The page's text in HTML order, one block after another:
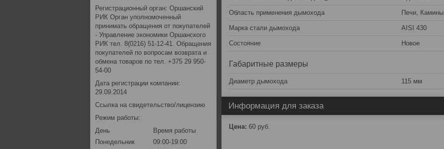
Область применения дымохода Печи,
Марка стали дымохода AISI 430
Состояние Новое
Габаритные размеры
Диаметр дымохода 115 мм
Информация для заказа
Цена: 60 руб.
Регистрационный орган: Оршанский
РИК Орган уполномоченный
принимать обращения от покупателей
- Управление экономики Оршанского
РИК тел. 8(0216) 51-12-41. Обращения
покупателей по вопросам возврата и
обмена товаров по тел. +375 29 950-
54-00
Дата регистрации компании:
29.09.2014
Ссылка на свидетельство/лицензию
Режим работы:
День
Время работы
Понедельник
09:00-19:00